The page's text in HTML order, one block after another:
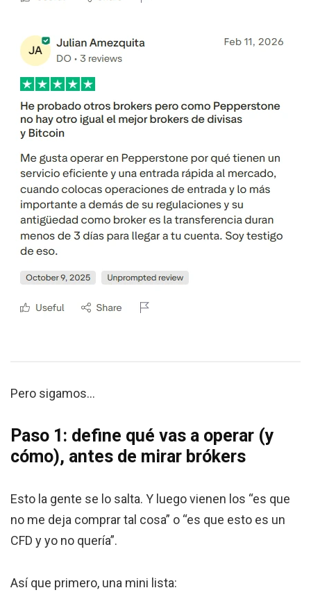
Pero sigamos…
Paso 1: define qué vas a operar (y
cómo), antes de mirar brókers
Esto la gente se lo salta. Y luego vienen los “es que
no me deja comprar tal cosa” o “es que esto es un
CFD y yo no quería”.
Así que primero, una mini lista: